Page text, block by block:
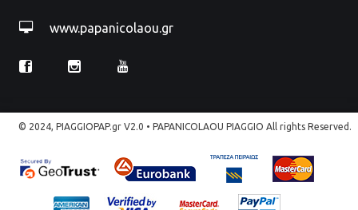
www.papanicolaou.gr
© 2024, PIAGGIOPAP.gr V2.0 • PAPANICOLAOU PIAGGIO All rights Reserved.